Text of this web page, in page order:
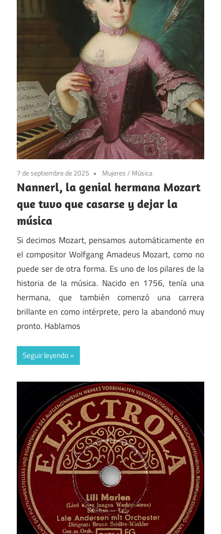
7 de septiembre de 2025 Mujeres/ Música
Nannerl, la genial hermana Mozart
que tuvo que casarse y dejar la
música
Si decimos Mozart, pensamos automáticamente en
el compositor Wolfgang Amadeus Mozart, como no
puede ser de otra forma. Es uno de los pilares de la
historia de la música. Nacido en 1756, tenía una
hermana, que también comenzó una carrera
brillante en como intérprete, pero la abandonó muy
pronto. Hablamos
Seguir leyendo